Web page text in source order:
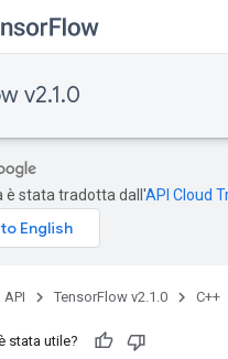
v2.1.0
è stata tradotta dall'API Cloud
API TensorFlow v2.1.0 C++
stata utile?